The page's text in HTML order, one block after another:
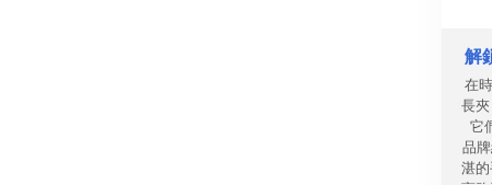
解
在
長
它
品
湛